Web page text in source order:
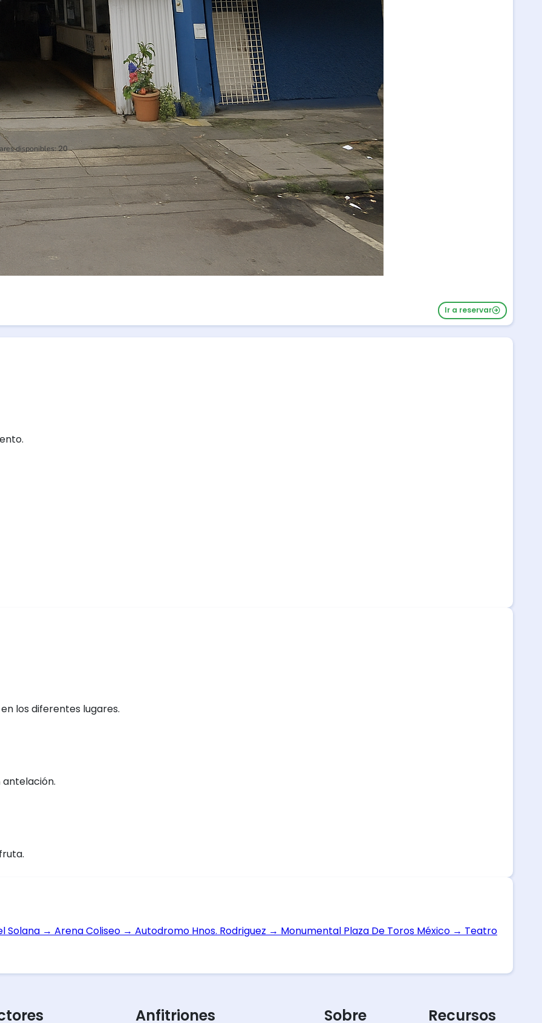
disponibles:20
Ir a reservar
los diferentes lugares.
Solana → Arena Coliseo → Autodromo Hnos. Rodriguez → Monumental Plaza De Toros México → Teatro
Anfitriones Recursos
Sobre